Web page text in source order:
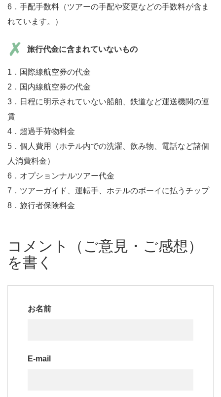
6．手配手数料（ツアーの手配や変更などの手数料が含ま
れています。）
旅行代金に含まれていないもの
1．国際線航空券の代金
2．国内線航空券の代金
3．日程に明示されていない船舶、鉄道など運送機関の運
賃
4．超過手荷物料金
5．個人費用（ホテル内での洗濯、飲み物、電話など諸個
人消費料金）
6．オプションナルツアー代金
7．ツアーガイド、運転手、ホテルのボーイに払うチップ
8．旅行者保険料金
コメント（ご意見・ご感想）
を書く
お名前
E-mail